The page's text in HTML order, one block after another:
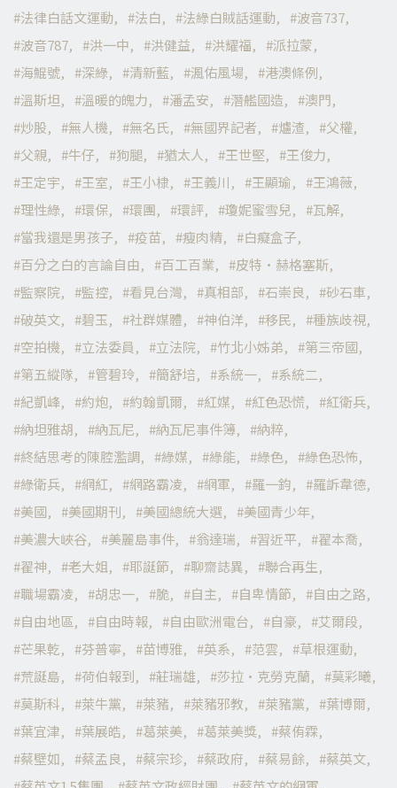
法律白話文運動
法白 法綠白賊話運動
波音737
波音787
洪一中 洪健益 洪耀福
派拉蒙
海鯤號
深綠 清新藍 渢佑風場
港澳條例
溫斯坦
溫暖的魄力 潘孟安 潛艦國造
澳門
炒股
無人機 無名氏 無國界記者 爐渣
父權
父親
牛仔 狗腿 猶太人 王世堅
王俊力
王定宇
王室 王小棣 王義川 王顯瑜
王鴻薇
理性綠
環保 環團 環評 瓊妮蜜雪兒
瓦解
當我還是男孩子
疫苗 瘦肉精
白癡盒子
百分之白的言論自由
百工百業
皮特·赫格塞斯
監察院
監控 看見台灣 真相部 石崇良
砂石車
破英文
碧玉 社群媒體 神伯洋 移民
種族歧視
空拍機
立法委員 立法院 竹北小姊弟
第三帝國
第五縱隊
管碧玲 簡舒培 系統一
系統二
紀凱峰
約炮 約翰凱爾 紅媒 紅色恐慌
紅衛兵
納坦雅胡
納瓦尼 納瓦尼事件簿
納粹
終結思考的陳腔濫調
綠媒 綠能 綠色
綠色恐怖
綠衛兵
網紅 網路霸凌 網軍 羅一鈞
羅訴韋德
美國
美國期刊 美國總統大選
美國青少年
美濃大峽谷
美麗島事件 翁達瑞 習近平
翟本喬
翟神
老大姐 耶誕節 聊齋誌異
聯合再生
職場霸凌
胡忠一 脆 自主 自卑情節
自由之路
自由地區
自由時報 自由歐洲電台 自豪
艾爾段
芒果乾
芬普寧 苗博雅 英系 范雲
草根運動
荒誕島
荷伯報到 莊瑞雄 莎拉·克勞克蘭
莫彩曦
莫斯科
萊牛黨 萊豬 萊豬邪教 萊豬黨
葉博爾
葉宜津
葉展皓 葛萊美 葛萊美獎
蔡侑霖
蔡壁如
蔡孟良 蔡宗珍 蔡政府 蔡易餘
蔡英文